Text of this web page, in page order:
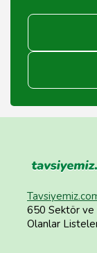
650 Sektör ve
Olanlar